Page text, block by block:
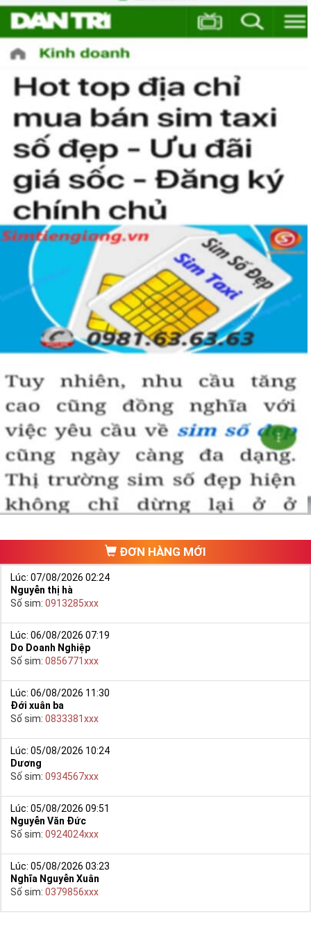
xem sim nào là phù hợp với cá nhân mình nhất.
Việc này sẽ tốn không ít thời gian, nhưng nếu đã chấp nhận
bỏ ra một số tiền lớn thì việc cân nhắc lâu cũng là điều dễ
hiểu.
Tham khảo ngay:Danh Sách Sim Số Đẹp VIettel
Mua Sim Giảm Giá Có Phải Là
Sim Xấu?
Sim giảm giá Sim số đẹp giá rẻ
có thể là những sim siêu
vip nhưng đã lâu chưa tìm được người mua nên có
OFF để kích cầu mua sắm.
Trong mọi cuộc mua bán, người nhanh tay là người chiến
thắng. Sim số đẹp đôi khi cũng như vật giá leo thang ngày
hôm nay giá thấp nhưng ngày mai có thể tăng phi mã, số
tiền bạn dự định bỏ ra có thể nhanh chóng vượt khung trần.
Bạn cũng sẽ không có nhiều thời gian để do dự, bởi kho
sim giảm giá sẽ ngày càng cạn kiệt và đến khi đó dù sim số
xấu nhưng giá bán cao cũng là điều hết sức bình thường.
Đôi khi có một số khách hàng chuyên đi săn lùng những
loại sim giảm giá, sim số đẹp giá rẻ này về bán lại cho
những người không tìm được loại sim giảm giá này để có
Chính vì thế tại sao chúng ta lại không săn lùng sim giảm
giá sim số đẹp giá rẻ này để đầu tư sinh lãi thỏa sức niềm
đam mê sim số đẹp
Cách đây nhiều năm về trước khi dịch vụ mua bán trực tuyến
chưa phát triển, khách hàng muốn mua một sim số đẹp phải
trong một list.
Việc này đem lại sự mệt mỏi, phiền toái, mất thời gian, có khi
không chọn được sim giảm giá mình thích như: sim năm sinh,
tứ quý, sim tam hoa, số kép….
ĐƠN HÀNG MỚI
Lúc: 07/08/2026 02:24
Nguyễn thị hà
Số sim: 0913285xxx
Lúc: 06/08/2026 07:19
Do Doanh Nghiệp
Số sim: 0856771xxx
Lúc: 06/08/2026 11:30
Đới xuân ba
Số sim: 0833381xxx
Lúc: 05/08/2026 10:24
Dương
Số sim: 0934567xxx
Lúc: 05/08/2026 09:51
Nguyễn Văn Đức
Số sim: 0924024xxx
Lúc: 05/08/2026 03:23
Nghĩa Nguyễn Xuân
Số sim: 0379856xxx